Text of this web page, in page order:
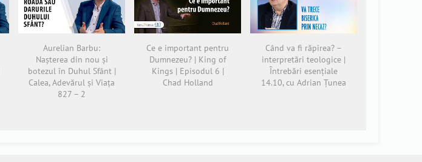
Aurelian Barbu:
Nașterea din nou și
botezul în Duhul Sfânt |
Calea, Adevărul și Viața
827 – 2
Ce e important pentru
Dumnezeu? | King of
Kings | Episodul 6 |
Chad Holland
Când va fi răpirea? –
interpretări teologice |
Întrebări esențiale
14.10, cu Adrian Țunea